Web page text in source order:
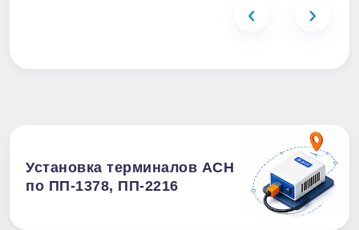
‹ ›
Установка терминалов АСН
по ПП-1378, ПП-2216